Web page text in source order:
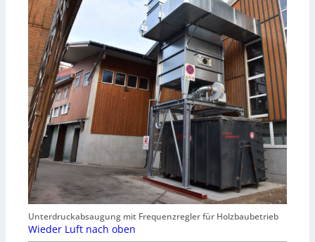
Unterdruckabsaugung mit Frequenzregler für Holzbaubetrieb
Wieder Luft nach oben